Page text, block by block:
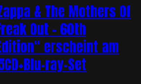
& The Mothers Of
Out – 60th
erscheint am
ray-Set